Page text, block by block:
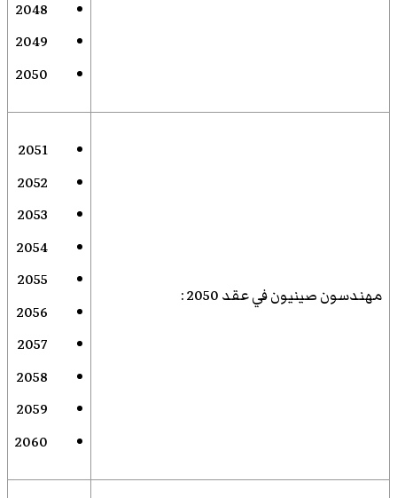
2048
2049
2050
مهندسون صينيون في عقد 2050 :
2051
2052
2053
2054
2055
2056
2057
2058
2059
2060